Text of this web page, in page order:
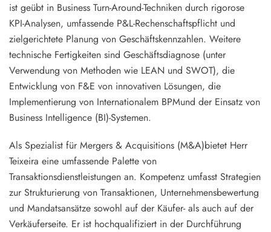
ist geübt in Business Turn-Around-Techniken durch rigorose
KPI-Analysen, umfassende P&L-Rechenschaftspflicht und
zielgerichtete Planung von Geschäftskennzahlen. Weitere
technische Fertigkeiten sind Geschäftsdiagnose (unter
Verwendung von Methoden wie LEAN und SWOT), die
Entwicklung von F&E von innovativen Lösungen, die
Implementierung von Internationalem BPMund der Einsatz von
Business Intelligence (BI)-Systemen.
Als Spezialist für Mergers & Acquisitions (M&A)bietet Herr
Teixeira eine umfassende Palette von
Transaktionsdienstleistungen an. Kompetenz umfasst Strategien
zur Strukturierung von Transaktionen, Unternehmensbewertung
und Mandatsansätze sowohl auf der Käufer- als auch auf der
Verkäuferseite. Er ist hochqualifiziert in der Durchführung